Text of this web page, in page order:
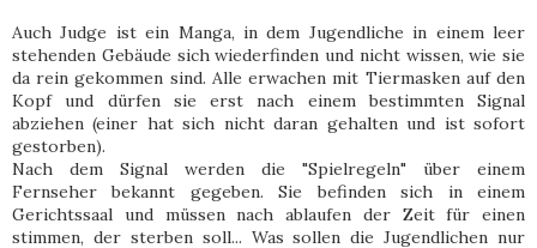
Auch Judge ist ein Manga, in dem Jugendliche in einem leer
stehenden Gebäude sich wiederfinden und nicht wissen, wie sie
da rein gekommen sind. Alle erwachen mit Tiermasken auf den
Kopf und dürfen sie erst nach einem bestimmten Signal
abziehen (einer hat sich nicht daran gehalten und ist sofort
gestorben).
Nach dem Signal werden die "Spielregeln" über einem
Fernseher bekannt gegeben. Sie befinden sich in einem
Gerichtssaal und müssen nach ablaufen der Zeit für einen
stimmen, der sterben soll... Was sollen die Jugendlichen nur